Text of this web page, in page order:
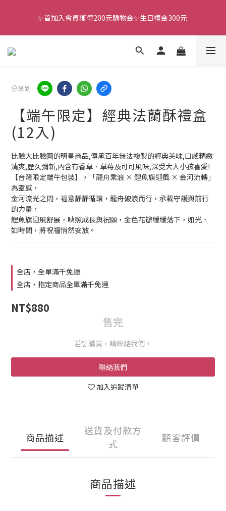
全館滿千免運
✨首加入會員獲得200元購物金✨生日禮金300元
分享到
【端午限定】經典法蘭酥禮盒
(12入)
比臉大比臉圓的明星商品,傳承百年無法複製的經典美味,口感精緻
清爽,歷久彌新,內含有香草、草莓及可可風味,深受大人小孩喜愛!
【台灣限定端午包裝】，「龍舟乘浪 × 鯉魚旗迎風 × 金河流轉」
為靈感，
金河流光之間，福意靜靜循環，龍舟破浪而行，承載守護與前行
的力量，
鯉魚旗迎風舒展，映照成長與祝願，金色花瓣緩緩落下，如光、
如時間，將祝福悄然安放。
全店，全單滿千免運
全店，指定商品全單滿千免運
NT$880
售完
若想購買，請聯絡我們。
聯絡我們
加入追蹤清單
商品描述
送貨及付款方
式
顧客評價
商品描述